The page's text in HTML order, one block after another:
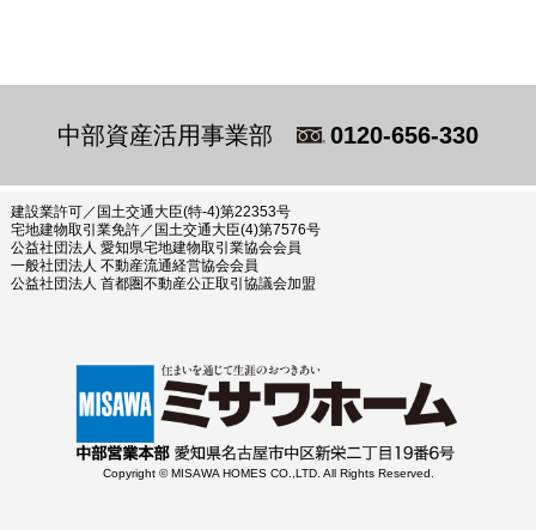
中部資産活用事業部 0120-656-330
建設業許可／国土交通大臣(特-4)第22353号
宅地建物取引業免許／国土交通大臣(4)第7576号
公益社団法人 愛知県宅地建物取引業協会会員
一般社団法人 不動産流通経営協会会員
公益社団法人 首都圏不動産公正取引協議会加盟
Copyright © MISAWA HOMES CO.,LTD. All Rights Reserved.